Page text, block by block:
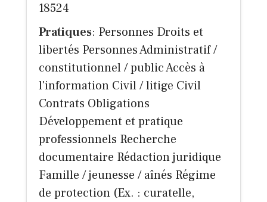
18524
Pratiques: Personnes Droits et
libertés Personnes Administratif /
constitutionnel / public Accès à
l'information Civil / litige Civil
Contrats Obligations
Développement et pratique
professionnels Recherche
documentaire Rédaction juridique
Famille / jeunesse / aînés Régime
de protection (Ex. : curatelle,